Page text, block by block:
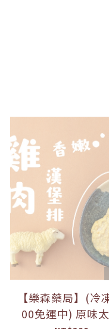
【樂森藥局】(冷
00免運中) 原味